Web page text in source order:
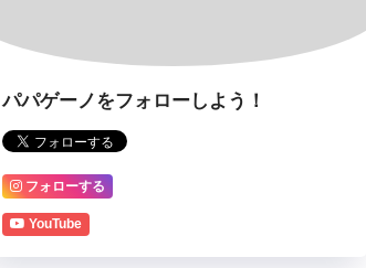
パパゲーノをフォローしよう！
フォローする
YouTube